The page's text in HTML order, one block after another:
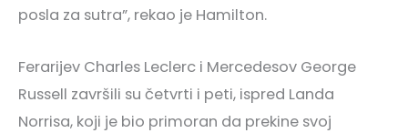
posla za sutra”, rekao je Hamilton.
Ferarijev Charles Leclerc i Mercedesov George
Russell završili su četvrti i peti, ispred Landa
Norrisa, koji je bio primoran da prekine svoj